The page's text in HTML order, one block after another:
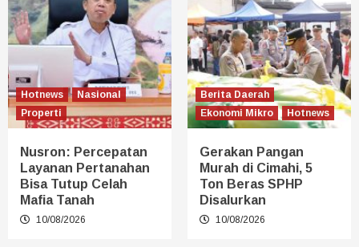
Hotnews
Nasional
Properti
Nusron: Percepatan
Layanan Pertanahan
Bisa Tutup Celah
Mafia Tanah
10/08/2026
Berita Daerah
Ekonomi Mikro
Hotnews
Gerakan Pangan
Murah di Cimahi, 5
Ton Beras SPHP
Disalurkan
10/08/2026